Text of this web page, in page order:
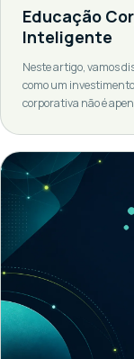
Educação
Inteligente
Neste artigo, vamos
como um
corporativa não é
uma estratégia que
colaboradores, mas
contínuo.